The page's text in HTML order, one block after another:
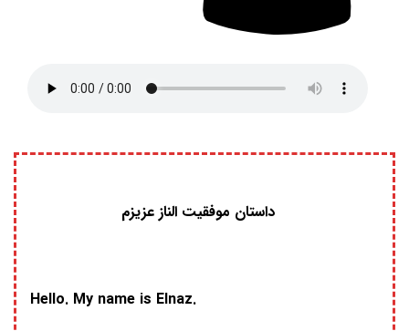
داستان موفقیت الناز عزیزم
Hello. My name is Elnaz.